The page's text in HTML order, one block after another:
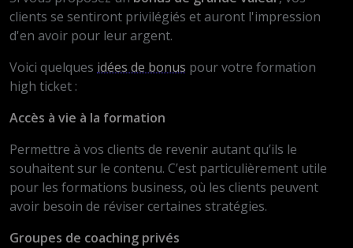
clients se sentiront privilégiés et auront l'impression
d'en avoir pour leur argent.
Voici quelques idées de bonus pour votre formation
high ticket :
Accès à vie à la formation
Permettre à vos clients de revenir autant qu’ils le
souhaitent sur le contenu. C’est particulièrement utile
pour les formations business, où les clients peuvent
avoir besoin de réviser certaines stratégies.
Groupes de coaching privés